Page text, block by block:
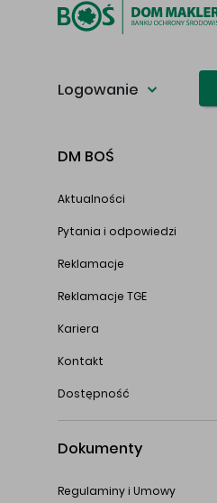
Logowanie
DM BOŚ
Aktualności
Pytania i odpowiedzi
Reklamacje
Reklamacje TGE
Kariera
Kontakt
Dostępność
Dokumenty
Regulaminy i Umowy